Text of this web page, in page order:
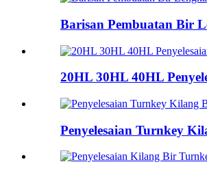
Barisan Pembuatan Bir
20HL 30HL 40HL
Penyelesaian Turnkey